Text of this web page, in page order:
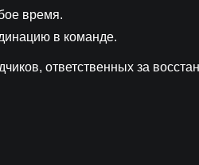
время.
в команде.
ответственных за